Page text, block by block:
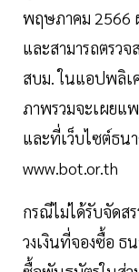
พฤษภาคม 2566
และสามารถตรว
สบม. ในแอปพลิเ
ภาพรวมจะเผยแ
และที่เว็บไซต์ธน
www.bot.or.th
กรณีไม่ได้รับจัดส
วงเงินที่จองซื้อ ธ